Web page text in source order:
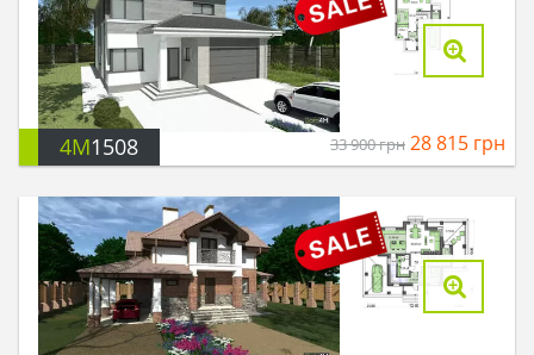
4M1508 33 900грн 28 815 грн